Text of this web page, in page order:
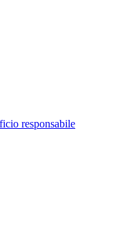
responsabile